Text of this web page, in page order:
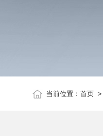
当前位置：首页 >